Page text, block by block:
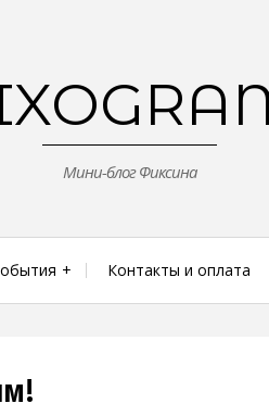
Мини-блог Фиксина
Контакты и оплата